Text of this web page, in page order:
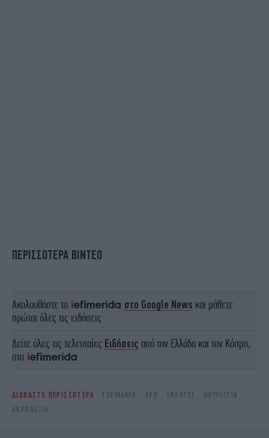
ΠΕΡΙΣΣΟΤΕΡΑ ΒΙΝΤΕΟ
Ακολουθήστε το στο Google News και μάθετε
πρώτοι όλες τις ειδήσεις
Δείτε όλες τις τελευταίες Ειδήσεις από την Ελλάδα και τον Κόσμο,
στο
ΔΙΑΒΑΣΤΕ ΠΕΡΙΣΣΟΤΕΡΑ ΓΕΡΜΑΝΊΑ AFD ΕΚΛΟΓΈΣ
ΘΟΥΡΙΓΓΊΑ
ΑΚΡΟΔΕΞΙΆ